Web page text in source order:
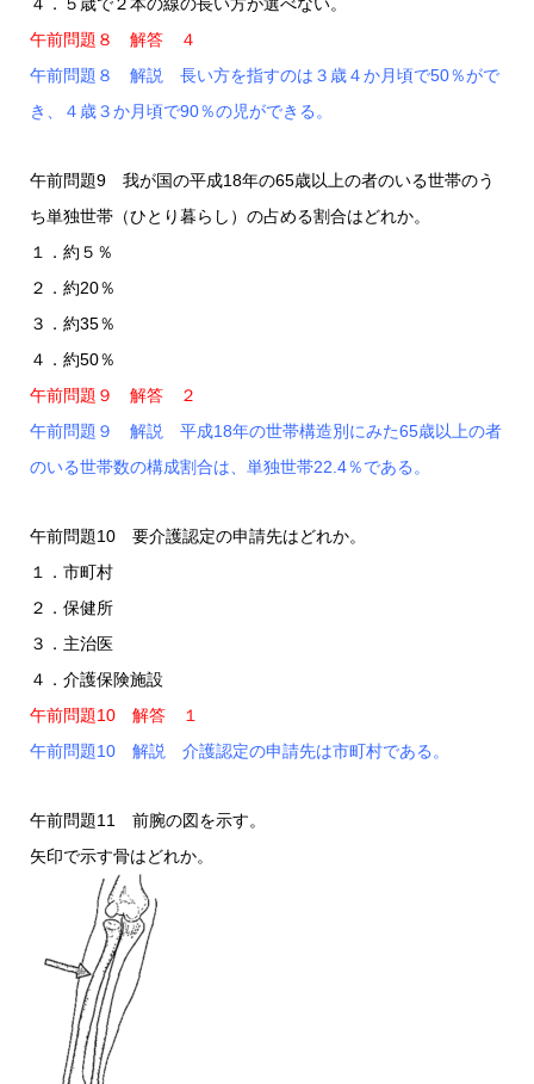
午前問題８ 解答 ４
午前問題８ 解説 長い方を指すのは３歳４か月頃で50％がで
き、４歳３か月頃で90％の児ができる。
午前問題9 我が国の平成18年の65歳以上の者のいる世帯のう
ち単独世帯（ひとり暮らし）の占める割合はどれか。
１．約５％
２．約20％
３．約35％
４．約50％
午前問題９ 解答 ２
午前問題９ 解説 平成18年の世帯構造別にみた65歳以上の者
のいる世帯数の構成割合は、単独世帯22.4％である。
午前問題10 要介護認定の申請先はどれか。
１．市町村
２．保健所
３．主治医
４．介護保険施設
午前問題10 解答 １
午前問題10 解説 介護認定の申請先は市町村である。
午前問題11 前腕の図を示す。
矢印で示す骨はどれか。